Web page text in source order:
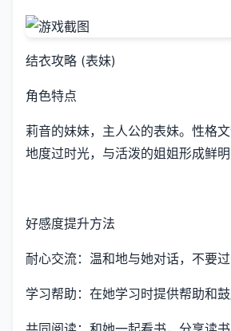
结衣攻略 (表妹)
角色特点
莉音的妹妹，主人公的表妹。性格
地度过时光，与活泼的姐姐形成鲜明
好感度提升方法
耐心交流：温和地与她对话，不要
学习帮助：在她学习时提供帮助和